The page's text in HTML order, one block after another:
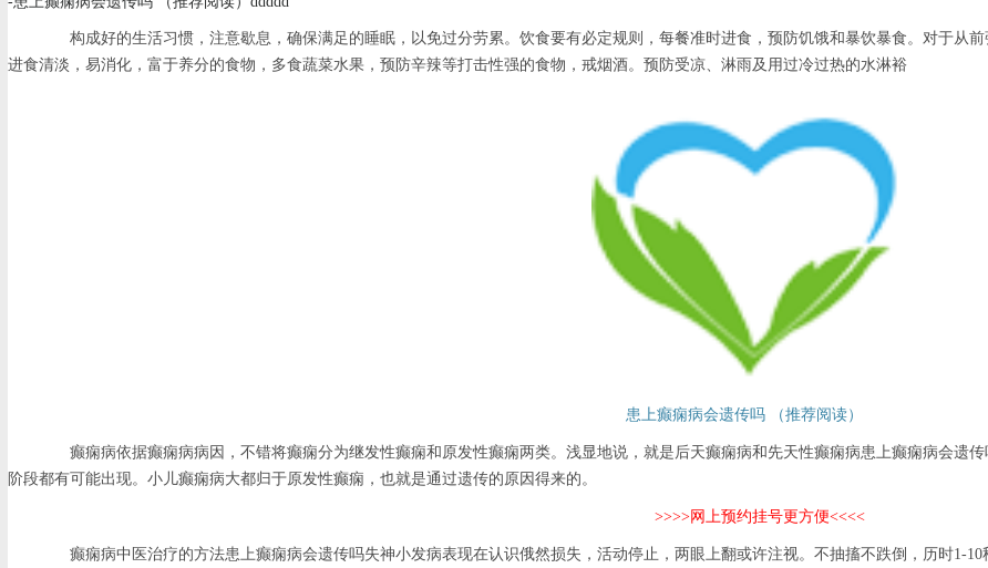
构成好的生活习惯，注意歇息，确保满足的睡眠，以免过分劳累。饮食要有必定规则，每餐准时进食，预防饥饿和暴饮暴食。对于从前
进食清淡，易消化，富于养分的食物，多食蔬菜水果，预防辛辣等打击性强的食物，戒烟酒。预防受凉、淋雨及用过冷过热的水淋裕
患上癫痫病会遗传吗 （推荐阅读）
癫痫病依据癫痫病病因，不错将癫痫分为继发性癫痫和原发性癫痫两类。浅显地说，就是后天癫痫病和先天性癫痫病患上癫痫病会遗传
阶段都有可能出现。小儿癫痫病大都归于原发性癫痫，也就是通过遗传的原因得来的。
>>>>网上预约挂号更方便<<<<
癫痫病中医治疗的方法患上癫痫病会遗传吗失神小发病表现在认识俄然损失，活动停止，两眼上翻或许注视。不抽搐不跌倒，历时1-10